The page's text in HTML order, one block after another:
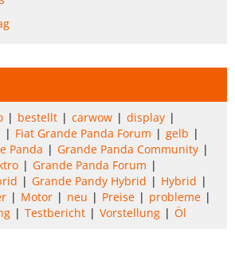
bestellt carwow
display
Fiat Grande Panda Forum
gelb
Panda
Grande Panda Community
Grande Panda Forum
Grande Pandy Hybrid
Hybrid
Motor neu Preise
probleme
Testbericht Vorstellung Öl